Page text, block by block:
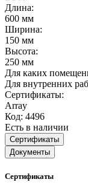
Длина:
600 мм
Ширина:
150 мм
Высота:
250 мм
Для каких
Для внутренних
Сертификаты:
Array
Код: 4496
Есть в наличии
Сертификаты
Документы
Сертификаты